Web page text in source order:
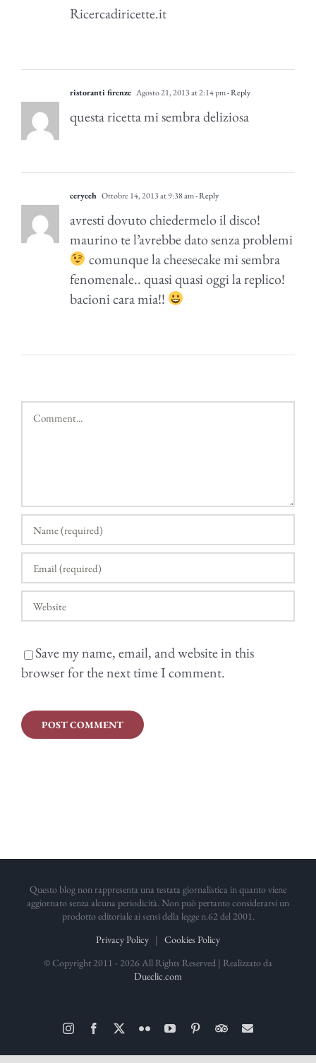
Ricercadiricette.it
ristoranti firenze Agosto 21, 2013 at 2:14 pm- Reply
questa ricetta mi sembra deliziosa
ceryeeh Ottobre 14, 2013 at 9:38 am- Reply
avresti dovuto chiedermelo il disco!
maurino te l’avrebbe dato senza problemi
comunque la cheesecake mi sembra
fenomenale.. quasi quasi oggi la replico!
bacioni cara mia!!
Comment
Save my name, email, and website in this
browser for the next time I comment.
Questo blog non rappresenta una testata giornalistica in quanto viene
aggiornato senza alcuna periodicità. Non può pertanto considerarsi un
prodotto editoriale ai sensi della legge n.62 del 2001.
Privacy Policy | Cookies Policy
© Copyright 2011 - 2026 All Rights Reserved | Realizzato da
Dueclic.com
InstagramFacebook FlickrYouTubePinterestTripAdvisor
Email